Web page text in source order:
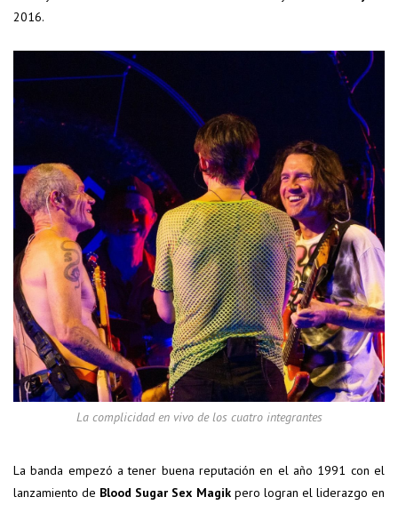
2016.
La complicidad en vivo de los cuatro integrantes
La banda empezó a tener buena reputación en el año 1991 con el
lanzamiento de Blood Sugar Sex Magikpero logran el liderazgo en